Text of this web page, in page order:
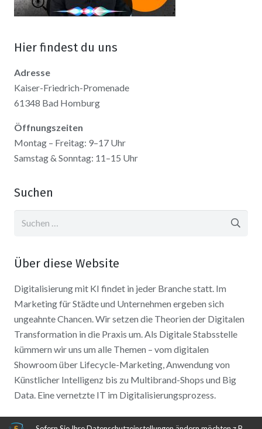
Hier findest du uns
Adresse
Kaiser-Friedrich-Promenade
61348 Bad Homburg
Öffnungszeiten
Montag – Freitag: 9–17 Uhr
Samstag & Sonntag: 11–15 Uhr
Suchen
Über diese Website
Digitalisierung mit KI findet in jeder Branche statt. Im
Marketing für Städte und Unternehmen ergeben sich
ungeahnte Chancen. Wir setzen die Theorien der Digitalen
Transformation in die Praxis um. Als Digitale Stabsstelle
kümmern wir uns um alle Themen – vom digitalen
Showroom über Lifecycle-Marketing, Anwendung von
Künstlicher Intelligenz bis zu Multibrand-Shops und Big
Data. Eine vernetzte IT im Digitalisierungsprozess.